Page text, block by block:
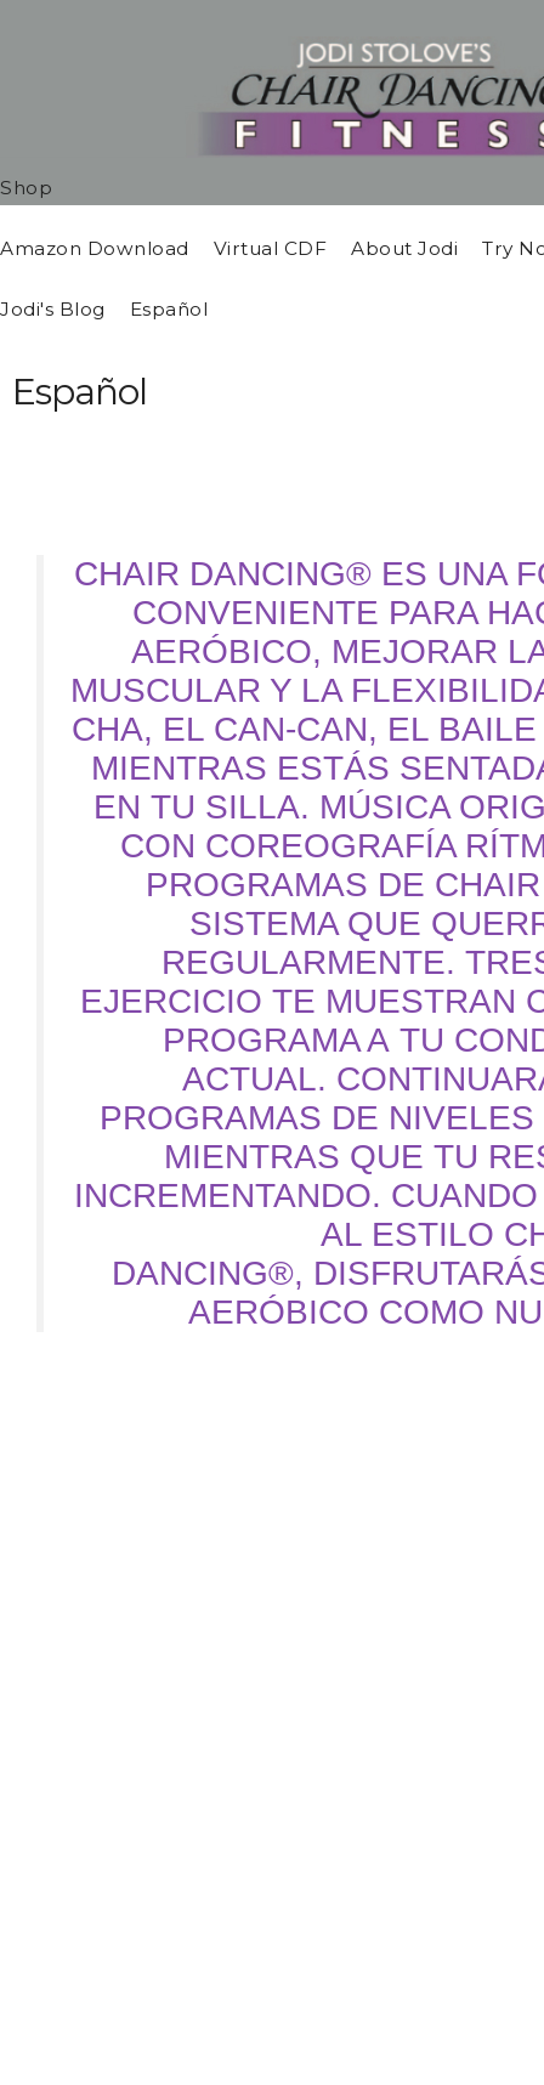
Shop
Amazon Download Virtual CDF About Jodi Try
Jodi's Blog Español
Español
CHAIR DANCING® ES UNA
CONVENIENTE PARA
AERÓBICO, MEJORAR
MUSCULAR Y LA
CHA, EL CAN-CAN, EL
MIENTRAS ESTÁS
EN TU SILLA. MÚSICA
CON COREOGRAFÍA
PROGRAMAS DE
SISTEMA QUE
REGULARMENTE.
EJERCICIO TE MUESTRAN
PROGRAMA A TU
ACTUAL. C
PROGRAMAS DE
MIENTRAS QUE TU
INCREMENTANDO.
AL ESTILO
DANCING®,
AERÓBICO COMO